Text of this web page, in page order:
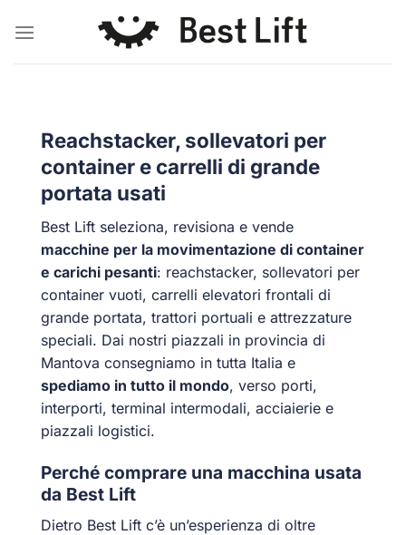
Reachstacker, sollevatori per
container e carrelli di grande
portata usati
Best Lift seleziona, revisiona e vende
macchine per la movimentazione di container
e carichi pesanti: reachstacker, sollevatori per
container vuoti, carrelli elevatori frontali di
grande portata, trattori portuali e attrezzature
speciali. Dai nostri piazzali in provincia di
Mantova consegniamo in tutta Italia e
spediamo in tutto il mondo, verso porti,
interporti, terminal intermodali, acciaierie e
piazzali logistici.
Perché comprare una macchina usata
da Best Lift
Dietro Best Lift c’è un’esperienza di oltre